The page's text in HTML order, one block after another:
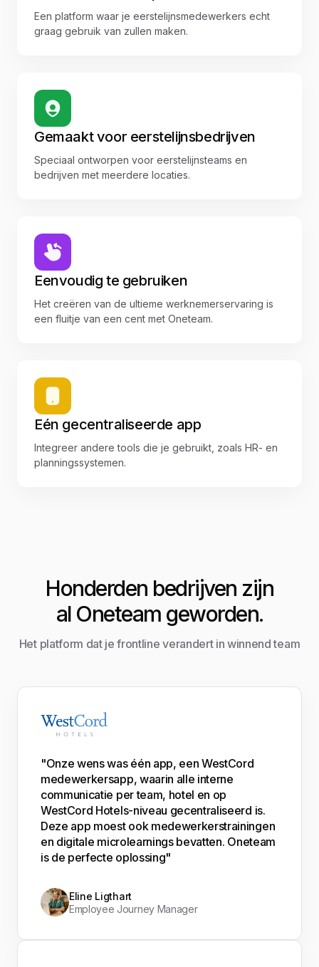
Een platform waar je eerstelijnsmedewerkers echt
graag gebruik van zullen maken.
Gemaakt voor eerstelijnsbedrijven
Speciaal ontworpen voor eerstelijnsteams en
bedrijven met meerdere locaties.
Eenvoudig te gebruiken
Het creëren van de ultieme werknemerservaring is
een fluitje van een cent met Oneteam.
Eén gecentraliseerde app
Integreer andere tools die je gebruikt, zoals HR- en
planningssystemen.
Honderden bedrijven zijn
al Oneteam geworden.
Het platform dat je frontline verandert in winnend team
"Onze wens was één app, een WestCord
medewerkersapp, waarin alle interne
communicatie per team, hotel en op
WestCord Hotels-niveau gecentraliseerd is.
Deze app moest ook medewerkerstrainingen
en digitale microlearnings bevatten. Oneteam
is de perfecte oplossing"
Eline Ligthart
Employee Journey Manager